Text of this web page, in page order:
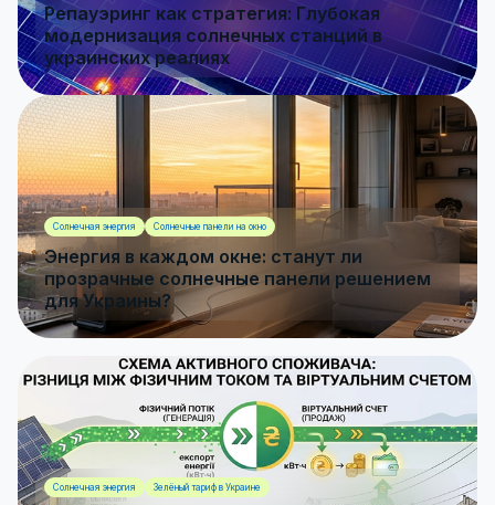
Репауэринг как стратегия: Глубокая
модернизация солнечных станций в
украинских реалиях
Солнечная энергия Солнечные панели на окно
Энергия в каждом окне: станут ли
прозрачные солнечные панели решением
для Украины?
Солнечная энергия Зелёный тариф в Украине